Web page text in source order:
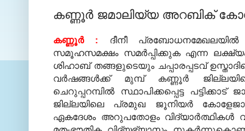
കണ്ണൂര്‍ ജമാലിയ്യ അറബിക്
കണ്ണൂര്‍ : ദീനീ
സമൂഹസമക്ഷം സമര്‍പ്പിക്കുക എന്ന
ശിഹാബ് തങ്ങളുടെയും ചപ്പാരപ്പടവ്
വര്‍ഷങ്ങള്‍ക്ക് മുമ്പ് കണ്ണൂര്‍
ചെറുപ്പറമ്പില്‍ സ്ഥാപിക്കപ്പെട്ട
ജില്ലയിലെ പ്രമുഖ ജൂനിയര്‍
ഏകദേശം അറുപതോളം വിദ്യാര്‍ത്ഥികള്‍